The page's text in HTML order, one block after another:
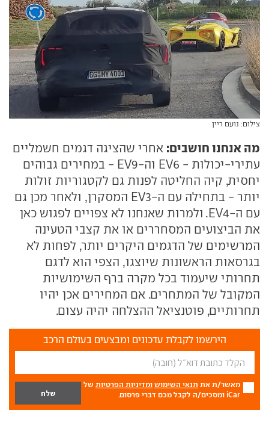
צילום: נועם ריין
מה אנחנו חושבים: אחרי שהציגה דגמים חשמליים
עתירי-יכולות - EV6 וה-EV9 - במחירים גבוהים
יחסית, קיה החליטה לפנות גם לקטגוריות זולות
יותר - בתחילה עם ה-EV3 המסקרן, ולאחר מכן גם
עם ה-EV4. ולמרות שאנחנו לא צפויים לפגוש כאן
את הביצועים המסחררים או את קצבי הטעינה
המרשימים של הדגמים היקרים יותר, לפחות לא
בגרסאות הראשונות שיוצגו, הצפי הוא לדגם
תחרותי שיעמוד בכל מקרה ברף השימושיות
המקובל של המתחרים. אם המחירים אכן יהיו
תחרותיים, פוטנציאל ההצלחה יהיה עצום.
הירשמו לקבלת עדכונים ומבצעים בעולם הרכב
מאשר/ת את תנאי השימוש ומדיניות הפרטיות של
iCar ומסכים/ה לקבל מכם דברי פרסום.